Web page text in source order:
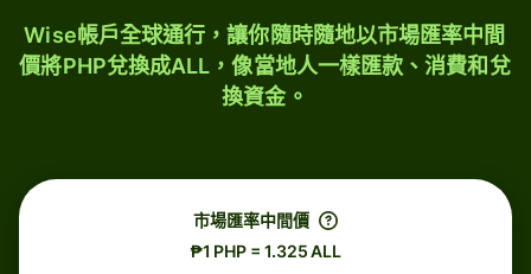
Wise帳戶全球通行，讓你隨時隨地以市場匯率中間
價將PHP兌換成ALL，像當地人一樣匯款、消費和兌
換資金。
市場匯率中間價
₱1 PHP = 1.325 ALL